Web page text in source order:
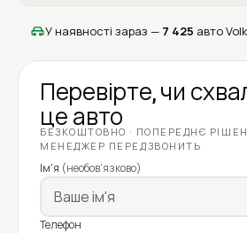
У наявності зараз — 7 425 авто
Перевірте, чи
це авто
БЕЗКОШТОВНО · ПОПЕРЕДНЄ
МЕНЕДЖЕР ПЕРЕДЗВОНИТЬ
Ім'я (необов'язково)
Телефон